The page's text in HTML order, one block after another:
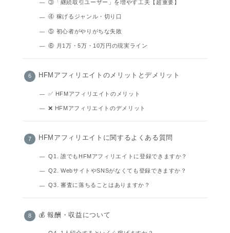
③「継続取引ユーザー」を増やす工夫【超重要】
④ 稼げるジャンル・切り口
⑤ 初心者がやりがちな失敗
⑥ 月1万・5万・10万円の現実ライン
HFMアフィリエイトのメリットとデメリット
✅ HFMアフィリエイトのメリット
❌ HFMアフィリエイトのデメリット
HFMアフィリエイトに関するよくある質問
Q1. 誰でもHFMアフィリエイトに登録できますか？
Q2. WebサイトやSNSがなくても登録できますか？
Q3. 審査に落ちることはありますか？
💰 報酬・収益について